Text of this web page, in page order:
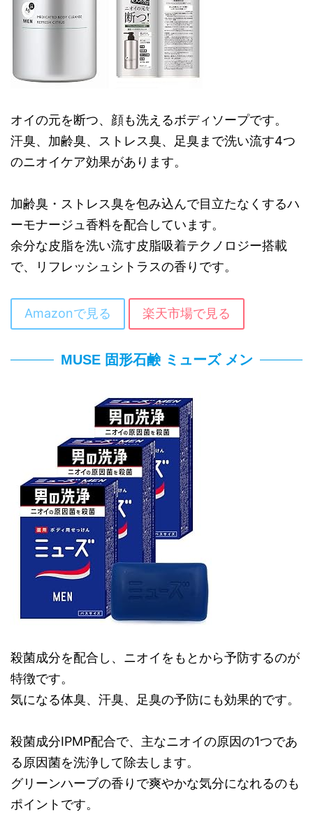
オイの元を断つ、顔も洗えるボディソープです。
汗臭、加齢臭、ストレス臭、足臭まで洗い流す4つ
のニオイケア効果があります。
加齢臭・ストレス臭を包み込んで目立たなくするハ
ーモナージュ香料を配合しています。
余分な皮脂を洗い流す皮脂吸着テクノロジー搭載
で、リフレッシュシトラスの香りです。
Amazonで見る 楽天市場で見る
MUSE 固形石鹸 ミューズ メン
殺菌成分を配合し、ニオイをもとから予防するのが
特徴です。
気になる体臭、汗臭、足臭の予防にも効果的です。
殺菌成分IPMP配合で、主なニオイの原因の1つであ
る原因菌を洗浄して除去します。
グリーンハーブの香りで爽やかな気分になれるのも
ポイントです。